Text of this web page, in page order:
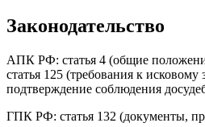
Законодательство
АПК РФ: статья 4 (общие
статья 125 (требования к
подтверждение соблюдения
ГПК РФ: статья 132 (документы,